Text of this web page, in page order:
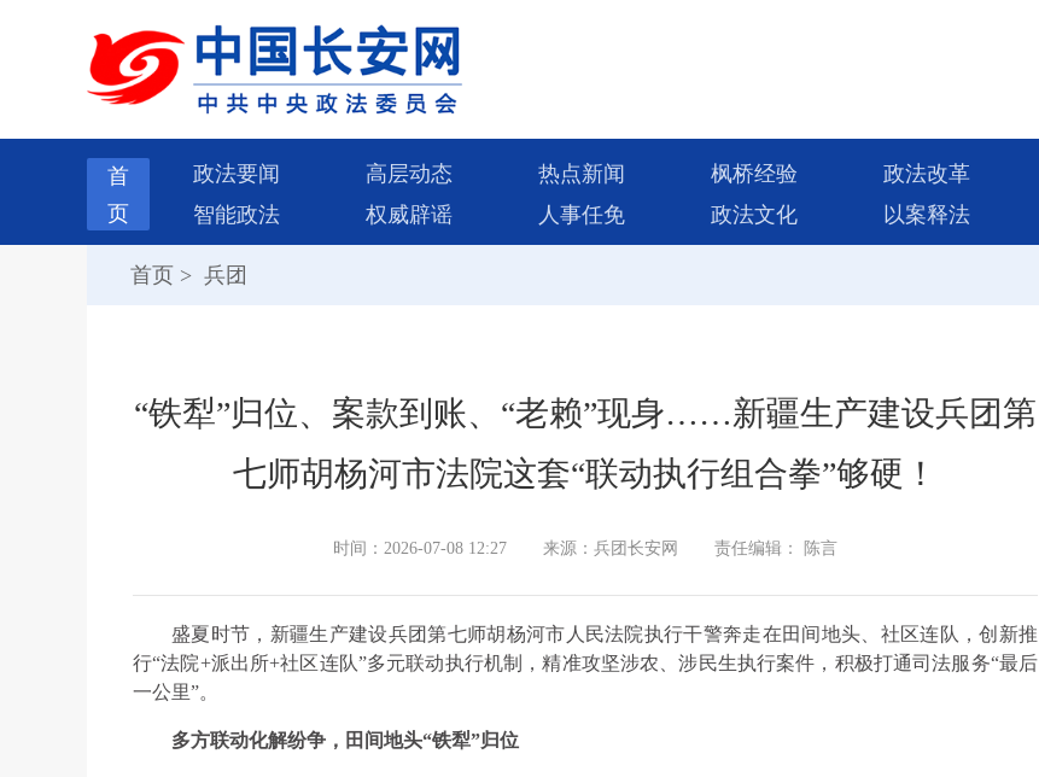
首
页
政法要闻 高层动态 热点新闻 枫桥经验 政法改革
智能政法
权威辟谣 人事任免 政法文化 以案释法
首页 > 兵团
“铁犁”归位、案款到账、“老赖”现身……新疆生产建设兵团第
七师胡杨河市法院这套“联动执行组合拳”够硬！
时间：2026-07-08 12:27 来源：兵团长安网 责任编辑： 陈言
盛夏时节，新疆生产建设兵团第七师胡杨河市人民法院执行干警奔走在田间地头、社区连队，创新推
行“法院+派出所+社区连队”多元联动执行机制，精准攻坚涉农、涉民生执行案件，积极打通司法服务“最后
一公里”。
多方联动化解纷争，田间地头“铁犁”归位